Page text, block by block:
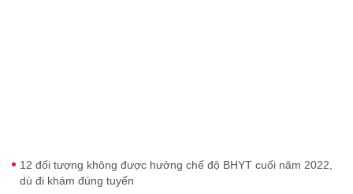
12 đối tượng không được hưởng chế độ BHYT cuối năm 2022,
dù đi khám đúng tuyến